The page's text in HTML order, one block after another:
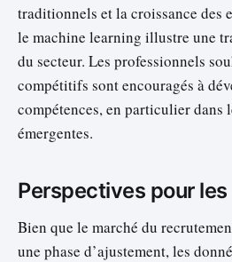
traditionnels et la croissance des
le machine learning illustre une
du secteur. Les professionnels
compétitifs sont encouragés à
compétences, en particulier dans
émergentes.
Perspectives pour
Bien que le marché du
une phase d’ajustement, les